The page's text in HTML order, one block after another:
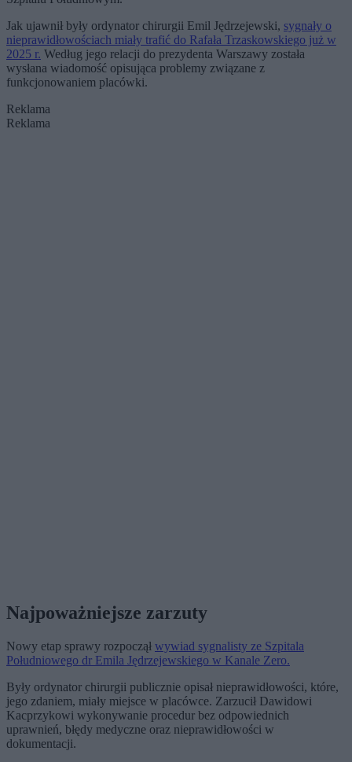
Jak ujawnił były ordynator chirurgii Emil Jędrzejewski, sygnały o
nieprawidłowościach miały trafić do Rafała Trzaskowskiego już w
2025 r. Według jego relacji do prezydenta Warszawy została
wysłana wiadomość opisująca problemy związane z
funkcjonowaniem placówki.
Reklama
Reklama
Najpoważniejsze zarzuty
Nowy etap sprawy rozpoczął wywiad sygnalisty ze Szpitala
Południowego dr Emila Jędrzejewskiego w Kanale Zero.
Były ordynator chirurgii publicznie opisał nieprawidłowości, które,
jego zdaniem, miały miejsce w placówce. Zarzucił Dawidowi
Kacprzykowi wykonywanie procedur bez odpowiednich
uprawnień, błędy medyczne oraz nieprawidłowości w
dokumentacji.